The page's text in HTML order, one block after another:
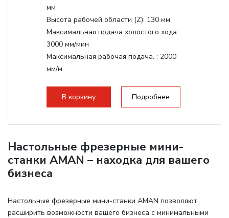
мм
Высота рабочей области (Z): 130 мм
Максимальная подача холостого хода.:
3000 мм/мин
Максимальная рабочая подача. : 2000
мм/м
стандартно:Т-слот
Цанговый патрон:ER11
В корзину Подробнее
Настольные фрезерные мини-
станки AMAN – находка для вашего
бизнеса
Настольные фрезерные мини-станки AMAN позволяют
расширить возможности вашего бизнеса с минимальными